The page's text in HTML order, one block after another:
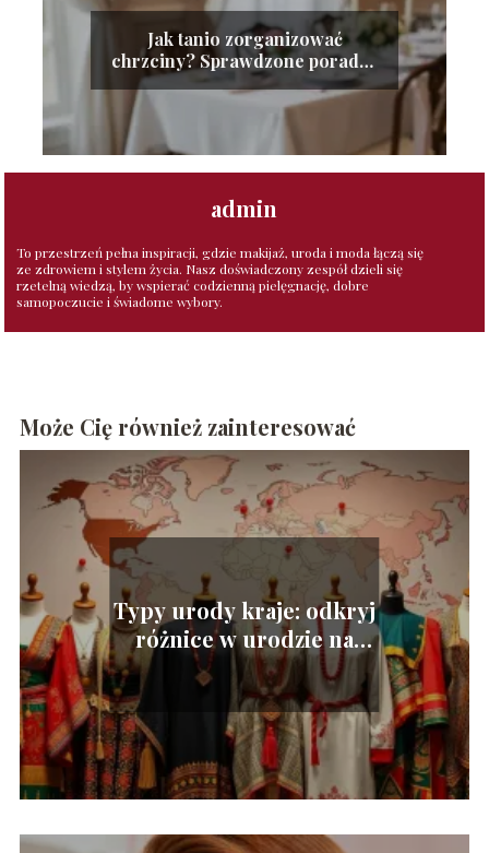
Jak tanio zorganizować
chrzciny? Sprawdzone porady i
wskazówki
admin
To przestrzeń pełna inspiracji, gdzie makijaż, uroda i moda łączą się
ze zdrowiem i stylem życia. Nasz doświadczony zespół dzieli się
rzetelną wiedzą, by wspierać codzienną pielęgnację, dobre
samopoczucie i świadome wybory.
Może Cię również zainteresować
Typy urody kraje: odkryj
różnice w urodzie na
świecie